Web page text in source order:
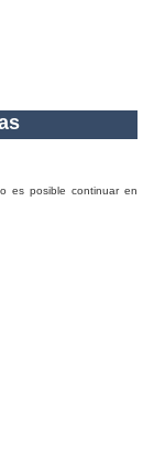
es posible continuar en